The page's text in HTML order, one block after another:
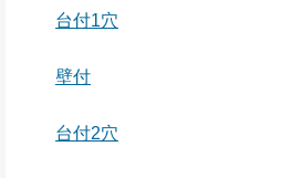
台付1穴
壁付
台付2穴